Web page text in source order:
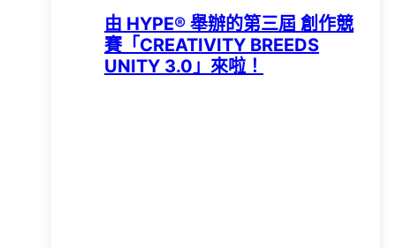
由 HYPE®️ 舉辦的第三屆 創作競
賽「CREATIVITY BREEDS
UNITY 3.0」來啦！